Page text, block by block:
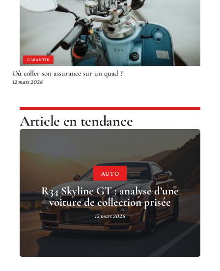
GARANTIE
Où coller son assurance sur un quad ?
12 mars 2026
Article en tendance
AUTO
R34 Skyline GT : analyse d’une
voiture de collection prisée
12 mars 2026